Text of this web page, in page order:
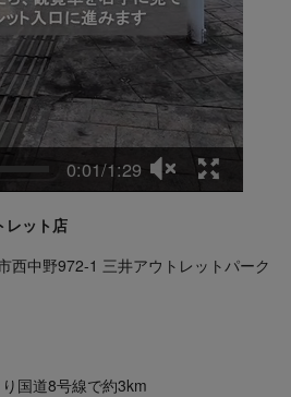
レット店
西中野972-1 三井アウトレットパーク
国道8号線で約3km